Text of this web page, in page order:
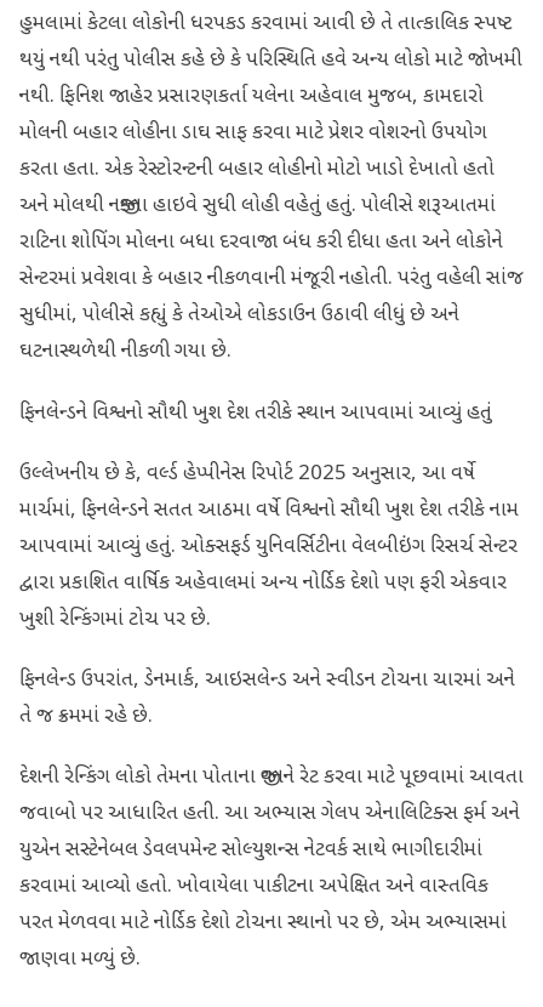
હુમલામાં કેટલા લોકોની ધરપકડ કરવામાં આવી છે તે તાત્કાલિક સ્પષ્ટ
થયું નથી પરંતુ પોલીસ કહે છે કે પરિસ્થિતિ હવે અન્ય લોકો માટે જોખમી
નથી. ફિનિશ જાહેર પ્રસારણકર્તા યલેના અહેવાલ મુજબ, કામદારો
મોલની બહાર લોહીના ડાઘ સાફ કરવા માટે પ્રેશર વોશરનો ઉપયોગ
કરતા હતા. એક રેસ્ટોરન્ટની બહાર લોહીનો મોટો ખાડો દેખાતો હતો
અને મોલથી નજીકના હાઇવે સુધી લોહી વહેતું હતું. પોલીસે શરૂઆતમાં
રાટિના શોપિંગ મોલના બધા દરવાજા બંધ કરી દીધા હતા અને લોકોને
સેન્ટરમાં પ્રવેશવા કે બહાર નીકળવાની મંજૂરી નહોતી. પરંતુ વહેલી સાંજ
સુધીમાં, પોલીસે કહ્યું કે તેઓએ લોકડાઉન ઉઠાવી લીધું છે અને
ઘટનાસ્થળેથી નીકળી ગયા છે.
ફિનલેન્ડને વિશ્વનો સૌથી ખુશ દેશ તરીકે સ્થાન આપવામાં આવ્યું હતું
ઉલ્લેખનીય છે કે, વર્લ્ડ હેપ્પીનેસ રિપોર્ટ 2025 અનુસાર, આ વર્ષે
માર્ચમાં, ફિનલેન્ડને સતત આઠમા વર્ષે વિશ્વનો સૌથી ખુશ દેશ તરીકે નામ
આપવામાં આવ્યું હતું. ઓક્સફર્ડ યુનિવર્સિટીના વેલબીઇંગ રિસર્ચ સેન્ટર
દ્વારા પ્રકાશિત વાર્ષિક અહેવાલમાં અન્ય નોર્ડિક દેશો પણ ફરી એકવાર
ખુશી રેન્કિંગમાં ટોચ પર છે.
ફિનલેન્ડ ઉપરાંત, ડેનમાર્ક, આઇસલેન્ડ અને સ્વીડન ટોચના ચારમાં અને
તે જ ક્રમમાં રહે છે.
દેશની રેન્કિંગ લોકો તેમના પોતાના જીવનને રેટ કરવા માટે પૂછવામાં આવતા
જવાબો પર આધારિત હતી. આ અભ્યાસ ગેલપ એનાલિટિક્સ ફર્મ અને
યુએન સસ્ટેનેબલ ડેવલપમેન્ટ સોલ્યુશન્સ નેટવર્ક સાથે ભાગીદારીમાં
કરવામાં આવ્યો હતો. ખોવાયેલા પાકીટના અપેક્ષિત અને વાસ્તવિક
પરત મેળવવા માટે નોર્ડિક દેશો ટોચના સ્થાનો પર છે, એમ અભ્યાસમાં
જાણવા મળ્યું છે.